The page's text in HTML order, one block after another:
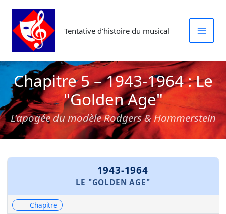
Aller
contenu
Tentative d'histoire du musical
Chapitre 5 – 1943-1964 : Le
"Golden Age"
L’apogée du modèle Rodgers & Hammerstein
1943-1964
LE "GOLDEN AGE"
Chapitre